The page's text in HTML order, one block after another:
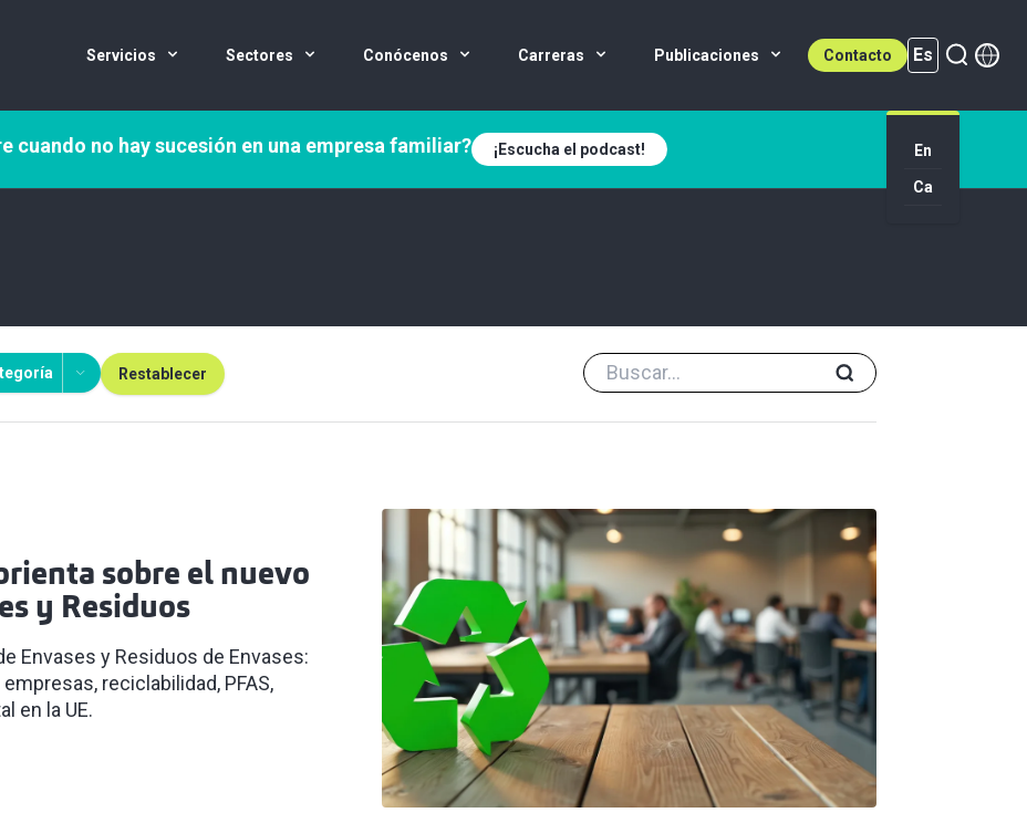
Servicios Sectores Conócenos Carreras Publicaciones Contacto Es
Es (active)
En
Ca
cuando no hay sucesión en una empresa familiar? ¡Escucha el podcast!
Restablecer
sobre el nuevo
y Residuos
Envases y Residuos de Envases:
reciclabilidad, PFAS,
en la UE.